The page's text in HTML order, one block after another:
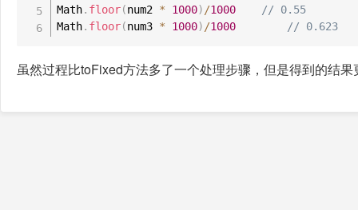
Math. floor(num2 * 1000) /1000
// 0.55
Math. floor(num3 * 1000) /1000 // 0.623
虽然过程比toFixed方法多了一个处理步骤，但是得到的结果